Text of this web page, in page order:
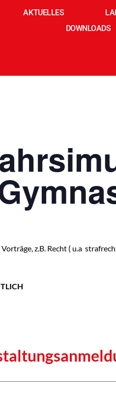
AKTUELLES
DOWNLOADS
z.B. Recht ( u.a